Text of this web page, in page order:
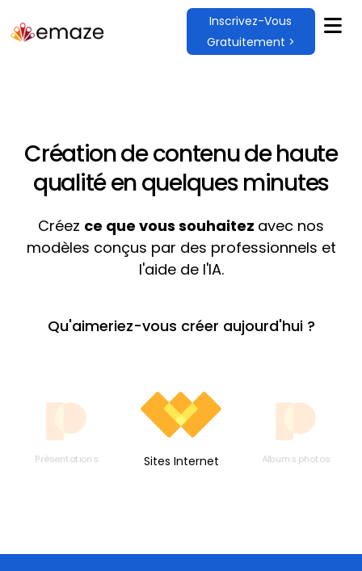
Inscrivez-Vous
Gratuitement >
Création de contenu de haute
qualité en quelques minutes
Créez ce que vous souhaitez avec nos
modèles conçus par des professionnels et
l'aide de l'IA.
Qu'aimeriez-vous créer aujourd'hui ?
Présentations Sites Internet Albums photos